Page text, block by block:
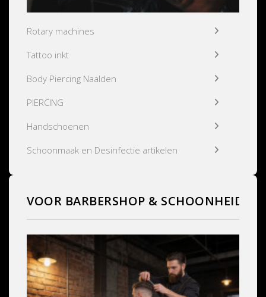
Rotary machines
Tattoo inkt
Body Piercing Naalden
PIERCING
Handschoenen
Schoonmaak en Desinfectie artikelen
VOOR BARBERSHOP &